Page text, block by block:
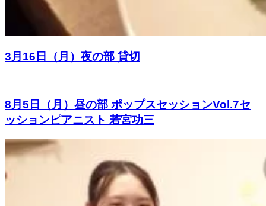
3月16日（月）夜の部 貸切
8月5日（月）昼の部 ポップスセッションVol.7セ
ッションピアニスト 若宮功三